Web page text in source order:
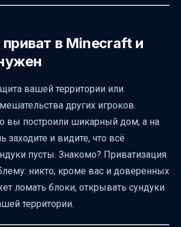
можно установить в привате
отдельные предметы
и как с ними справляться
способов выделения
требования для привата
в Minecraft и
вашей территории или
других игроков.
вы построили шикарный дом, а на
и видите, что всё
пусты. Знакомо? Приватизация
никто, кроме вас и доверенных
ломать блоки, открывать сундуки
территории.